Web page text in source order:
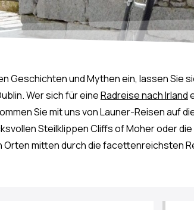
Geschichten und Mythen ein, lassen Sie
Wer sich für eineRadreise nach Irland
Sie mit uns von Launer-Reisen auf
Steilklippen Cliffs of Moher oder
Orten mitten durch die facettenreichsten